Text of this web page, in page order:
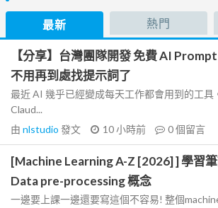
最新 熱門
【分享】台灣團隊開發 免費 AI
不用再到處找提示詞了
最近 AI 幾乎已經變成每天工作都會用到的工具
Claud...
由 nlstudio 發文 10 小時前 0個留言
[Machine Learning A-Z [2026] ] 學習
Data pre-processing 概念
一邊要上課一邊還要寫這個不容易! 整個